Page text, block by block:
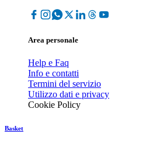
Area personale
Help e Faq
Info e contatti
Termini del servizio
Utilizzo dati e privacy
Cookie Policy
Basket